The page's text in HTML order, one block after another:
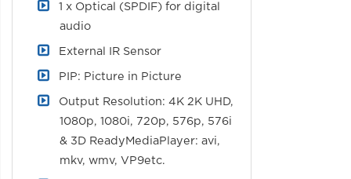
1 x Optical (SPDIF) for digital
audio
External IR Sensor
PIP: Picture in Picture
Output Resolution: 4K 2K UHD,
1080p, 1080i, 720p, 576p, 576i
& 3D ReadyMediaPlayer: avi,
mkv, wmv, VP9etc.